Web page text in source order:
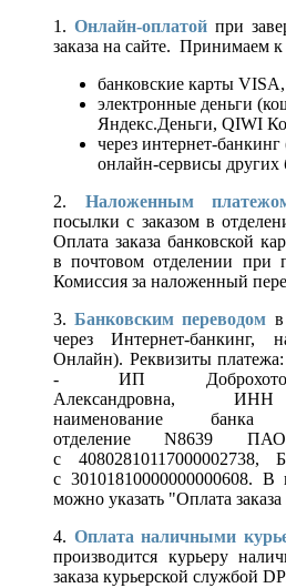
1. Онлайн-оплатой при
заказа на сайте. Принимаем к
банковские карты
электронные деньги
Яндекс.Деньги, QIWI
через интернет-
онлайн-сервисы других
2. Наложенным
посылки с заказом в
Оплата заказа банковской
в почтовом отделении при
Комиссия за наложенный
3.Банковским переводом
через Интернет-банкинг,
Онлайн). Реквизиты платежа:
- ИП
Александровна, ИНН
наименование
отделение N8639
с
с 30101810000000000608. В
можно указать "Оплата
4. Оплата наличными
производится курьеру
заказа курьерской службой